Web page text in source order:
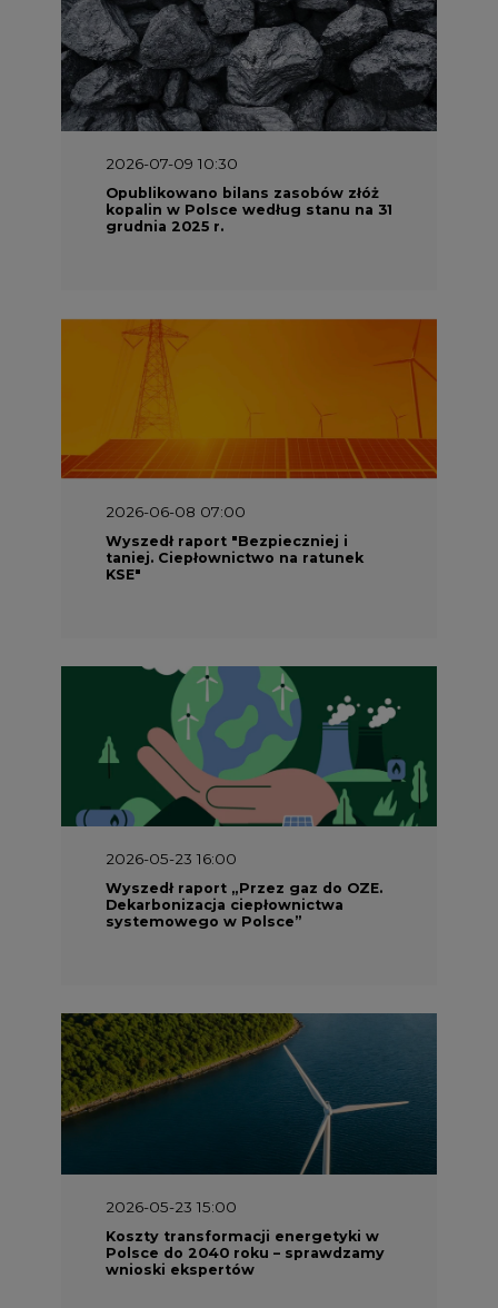
2026-07-09 10:30
Opublikowano bilans zasobów złóż
kopalin w Polsce według stanu na 31
grudnia 2025 r.
2026-06-08 07:00
Wyszedł raport "Bezpieczniej i
taniej. Ciepłownictwo na ratunek
KSE"
2026-05-23 16:00
Wyszedł raport „Przez gaz do OZE.
Dekarbonizacja ciepłownictwa
systemowego w Polsce”
2026-05-23 15:00
Koszty transformacji energetyki w
Polsce do 2040 roku – sprawdzamy
wnioski ekspertów